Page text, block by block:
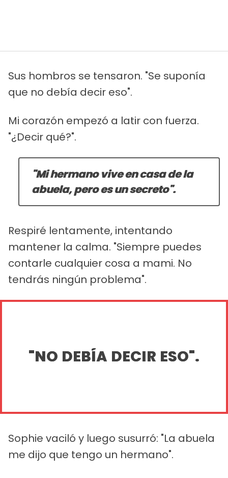
Sus hombros se tensaron. "Se suponía
que no debía decir eso".
Mi corazón empezó a latir con fuerza.
"¿Decir qué?".
"Mi hermano vive en casa de la
abuela, pero es un secreto".
Respiré lentamente, intentando
mantener la calma. "Siempre puedes
contarle cualquier cosa a mami. No
tendrás ningún problema".
"NO DEBÍA DECIR ESO".
Sophie vaciló y luego susurró: "La abuela
me dijo que tengo un hermano".